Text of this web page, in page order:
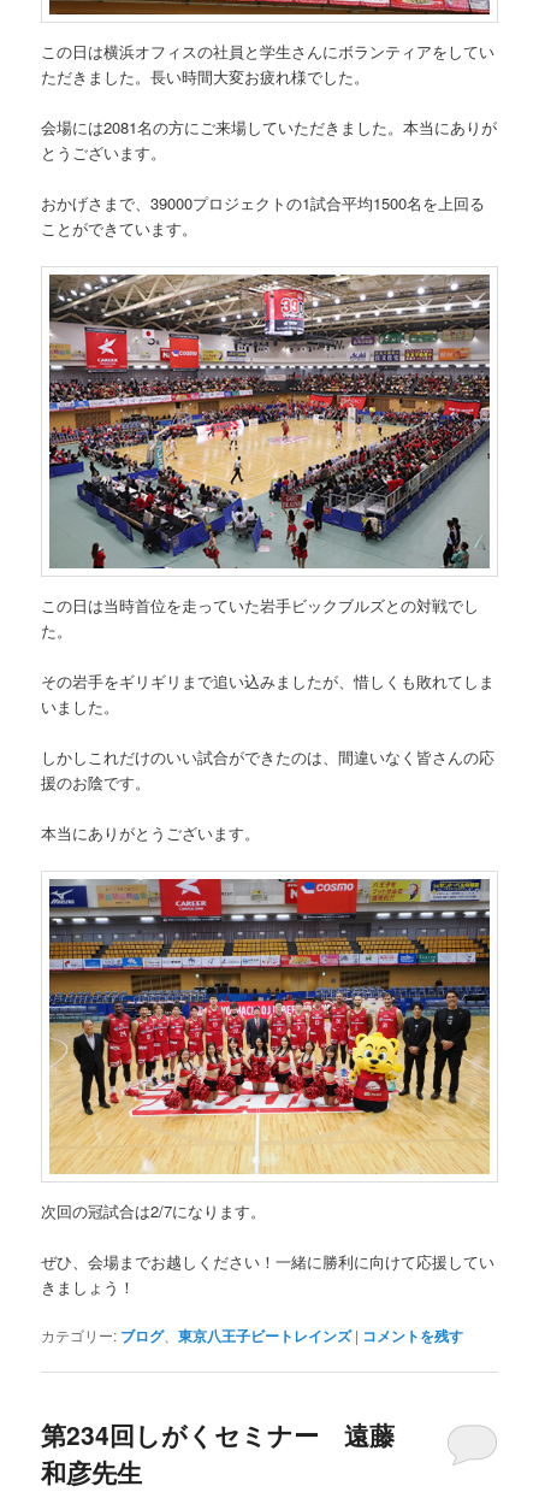
この日は横浜オフィスの社員と学生さんにボランティアをしてい
ただきました。長い時間大変お疲れ様でした。
会場には2081名の方にご来場していただきました。本当にありが
とうございます。
おかげさまで、39000プロジェクトの1試合平均1500名を上回る
ことができています。
この日は当時首位を走っていた岩手ビックブルズとの対戦でし
た。
その岩手をギリギリまで追い込みましたが、惜しくも敗れてしま
いました。
しかしこれだけのいい試合ができたのは、間違いなく皆さんの応
援のお陰です。
本当にありがとうございます。
次回の冠試合は2/7になります。
ぜひ、会場までお越しください！一緒に勝利に向けて応援してい
きましょう！
カテゴリー: ブログ、東京八王子ビートレインズ | コメントを残す
第234回しがくセミナー 遠藤
和彦先生